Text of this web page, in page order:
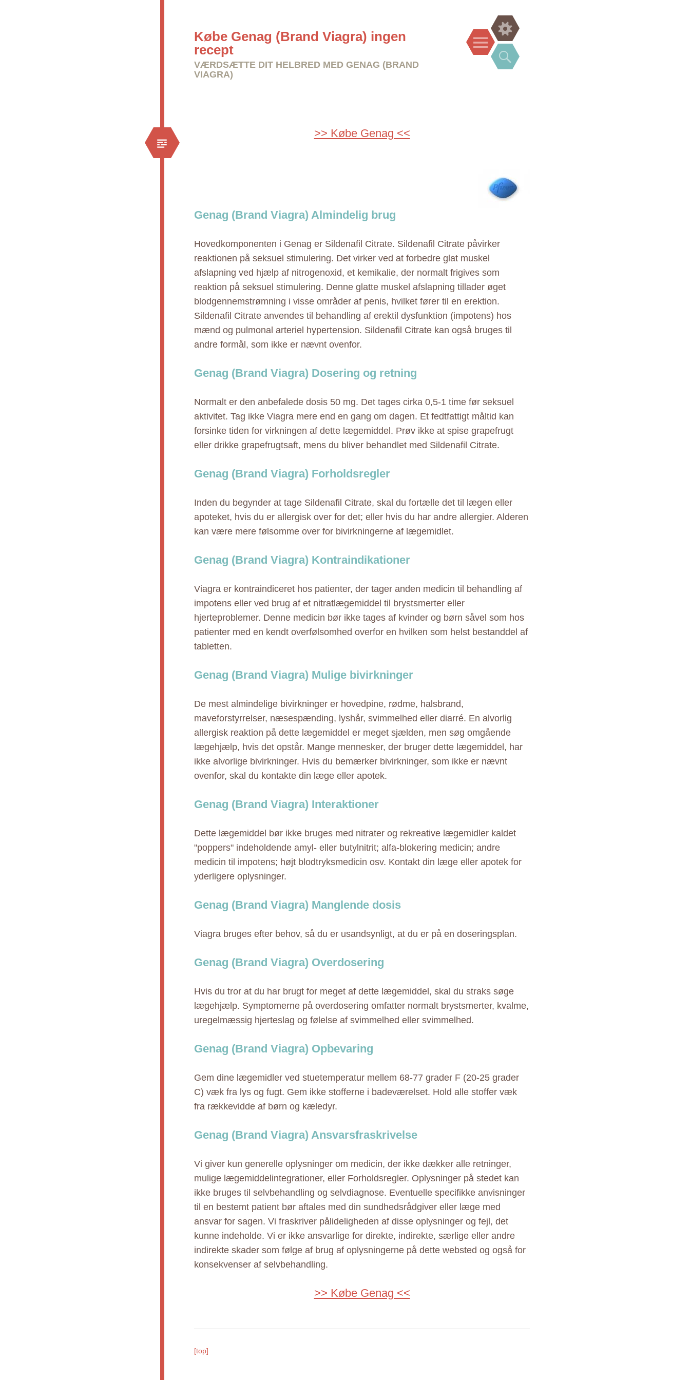
Købe Genag (Brand Viagra) ingen
recept
VÆRDSÆTTE DIT HELBRED MED GENAG (BRAND
VIAGRA)
Menu
Widgets
Search
>> Købe Genag <<
Genag (Brand Viagra) Almindelig brug
Hovedkomponenten i Genag er Sildenafil Citrate. Sildenafil Citrate påvirker
reaktionen på seksuel stimulering. Det virker ved at forbedre glat muskel
afslapning ved hjælp af nitrogenoxid, et kemikalie, der normalt frigives som
reaktion på seksuel stimulering. Denne glatte muskel afslapning tillader øget
blodgennemstrømning i visse områder af penis, hvilket fører til en erektion.
Sildenafil Citrate anvendes til behandling af erektil dysfunktion (impotens) hos
mænd og pulmonal arteriel hypertension. Sildenafil Citrate kan også bruges til
andre formål, som ikke er nævnt ovenfor.
Genag (Brand Viagra) Dosering og retning
Normalt er den anbefalede dosis 50 mg. Det tages cirka 0,5-1 time før seksuel
aktivitet. Tag ikke Viagra mere end en gang om dagen. Et fedtfattigt måltid kan
forsinke tiden for virkningen af dette lægemiddel. Prøv ikke at spise grapefrugt
eller drikke grapefrugtsaft, mens du bliver behandlet med Sildenafil Citrate.
Genag (Brand Viagra) Forholdsregler
Inden du begynder at tage Sildenafil Citrate, skal du fortælle det til lægen eller
apoteket, hvis du er allergisk over for det; eller hvis du har andre allergier. Alderen
kan være mere følsomme over for bivirkningerne af lægemidlet.
Genag (Brand Viagra) Kontraindikationer
Viagra er kontraindiceret hos patienter, der tager anden medicin til behandling af
impotens eller ved brug af et nitratlægemiddel til brystsmerter eller
hjerteproblemer. Denne medicin bør ikke tages af kvinder og børn såvel som hos
patienter med en kendt overfølsomhed overfor en hvilken som helst bestanddel af
tabletten.
Genag (Brand Viagra) Mulige bivirkninger
De mest almindelige bivirkninger er hovedpine, rødme, halsbrand,
maveforstyrrelser, næsespænding, lyshår, svimmelhed eller diarré. En alvorlig
allergisk reaktion på dette lægemiddel er meget sjælden, men søg omgående
lægehjælp, hvis det opstår. Mange mennesker, der bruger dette lægemiddel, har
ikke alvorlige bivirkninger. Hvis du bemærker bivirkninger, som ikke er nævnt
ovenfor, skal du kontakte din læge eller apotek.
Genag (Brand Viagra) Interaktioner
Dette lægemiddel bør ikke bruges med nitrater og rekreative lægemidler kaldet
"poppers" indeholdende amyl- eller butylnitrit; alfa-blokering medicin; andre
medicin til impotens; højt blodtryksmedicin osv. Kontakt din læge eller apotek for
yderligere oplysninger.
Genag (Brand Viagra) Manglende dosis
Viagra bruges efter behov, så du er usandsynligt, at du er på en doseringsplan.
Genag (Brand Viagra) Overdosering
Hvis du tror at du har brugt for meget af dette lægemiddel, skal du straks søge
lægehjælp. Symptomerne på overdosering omfatter normalt brystsmerter, kvalme,
uregelmæssig hjerteslag og følelse af svimmelhed eller svimmelhed.
Genag (Brand Viagra) Opbevaring
Gem dine lægemidler ved stuetemperatur mellem 68-77 grader F (20-25 grader
C) væk fra lys og fugt. Gem ikke stofferne i badeværelset. Hold alle stoffer væk
fra rækkevidde af børn og kæledyr.
Genag (Brand Viagra) Ansvarsfraskrivelse
Vi giver kun generelle oplysninger om medicin, der ikke dækker alle retninger,
mulige lægemiddelintegrationer, eller Forholdsregler. Oplysninger på stedet kan
ikke bruges til selvbehandling og selvdiagnose. Eventuelle specifikke anvisninger
til en bestemt patient bør aftales med din sundhedsrådgiver eller læge med
ansvar for sagen. Vi fraskriver pålideligheden af disse oplysninger og fejl, det
kunne indeholde. Vi er ikke ansvarlige for direkte, indirekte, særlige eller andre
indirekte skader som følge af brug af oplysningerne på dette websted og også for
konsekvenser af selvbehandling.
>> Købe Genag <<
[top]